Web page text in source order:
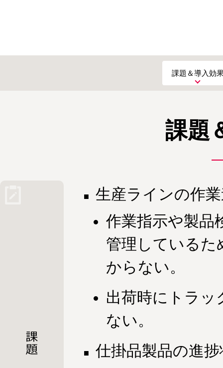
課題＆導入効
課題
生産ラインの作
作業指示や製品
管理しているた
からない。
出荷時にトラッ
ない。
仕掛品製品の進